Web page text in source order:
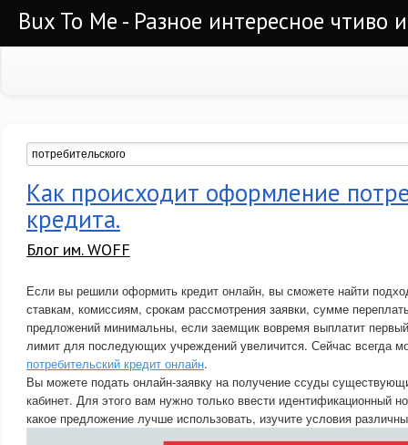
Bux To Me - Разное интересное чтиво
Как происходит оформление
кредита.
Блог им. WOFF
Если вы решили оформить кредит онлайн, вы сможете найти
ставкам, комиссиям, срокам рассмотрения заявки, сумме
предложений минимальны, если заемщик вовремя выплатит
лимит для последующих учреждений увеличится. Сейчас всегда
потребительский кредит онлайн.
Вы можете подать онлайн-заявку на получение ссуды
кабинет. Для этого вам нужно только ввести идентификационный
какое предложение лучше использовать, изучите условия